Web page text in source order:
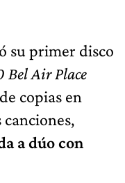
su primer disco
Bel Air Place
copias en
a dúo con